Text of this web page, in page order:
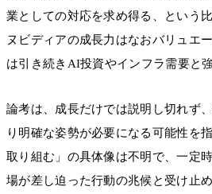
業としての対応を求め得る、という
ヌビディアの成長力はなおバリュエ
は引き続きAI投資やインフラ需要と
論考は、成長だけでは説明し切れず
り明確な姿勢が必要になる可能性を
取り組む」の具体像は不明で、一定
場が差し迫った行動の兆候と受け止